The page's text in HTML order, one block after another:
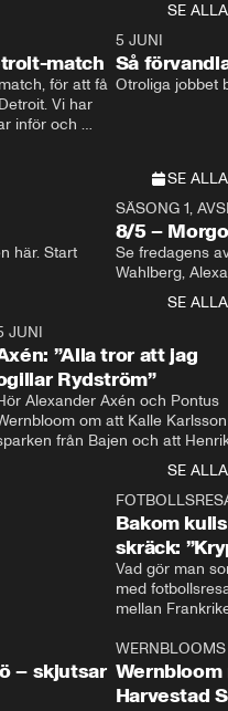
SE ALLA
match
för att få
Vi har
inför och
5 JUNI
Så
Otroliga jobbet
SE ALLA
här. Start
SÄSONG 1,
8/5 –
Se fredagens
SE ALLA
JUNI
”Alla tror att jag
Rydström”
Alexander Axén och Pontus
om att Kalle
från Bajen och att
SE ALLA
Bakom
skräck:
Vad gör man
med
– skjutsar
Harvestad